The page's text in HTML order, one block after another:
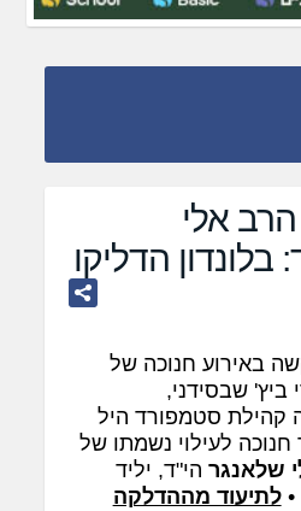
אלי
הדליקו
באירוע חנוכה של
ביץ' שבסידני,
קהילת סטמפורד היל
חנוכה לעילוי נשמתו של
שלאנגר הי"ד, יליד
•לתיעוד מההדלקה